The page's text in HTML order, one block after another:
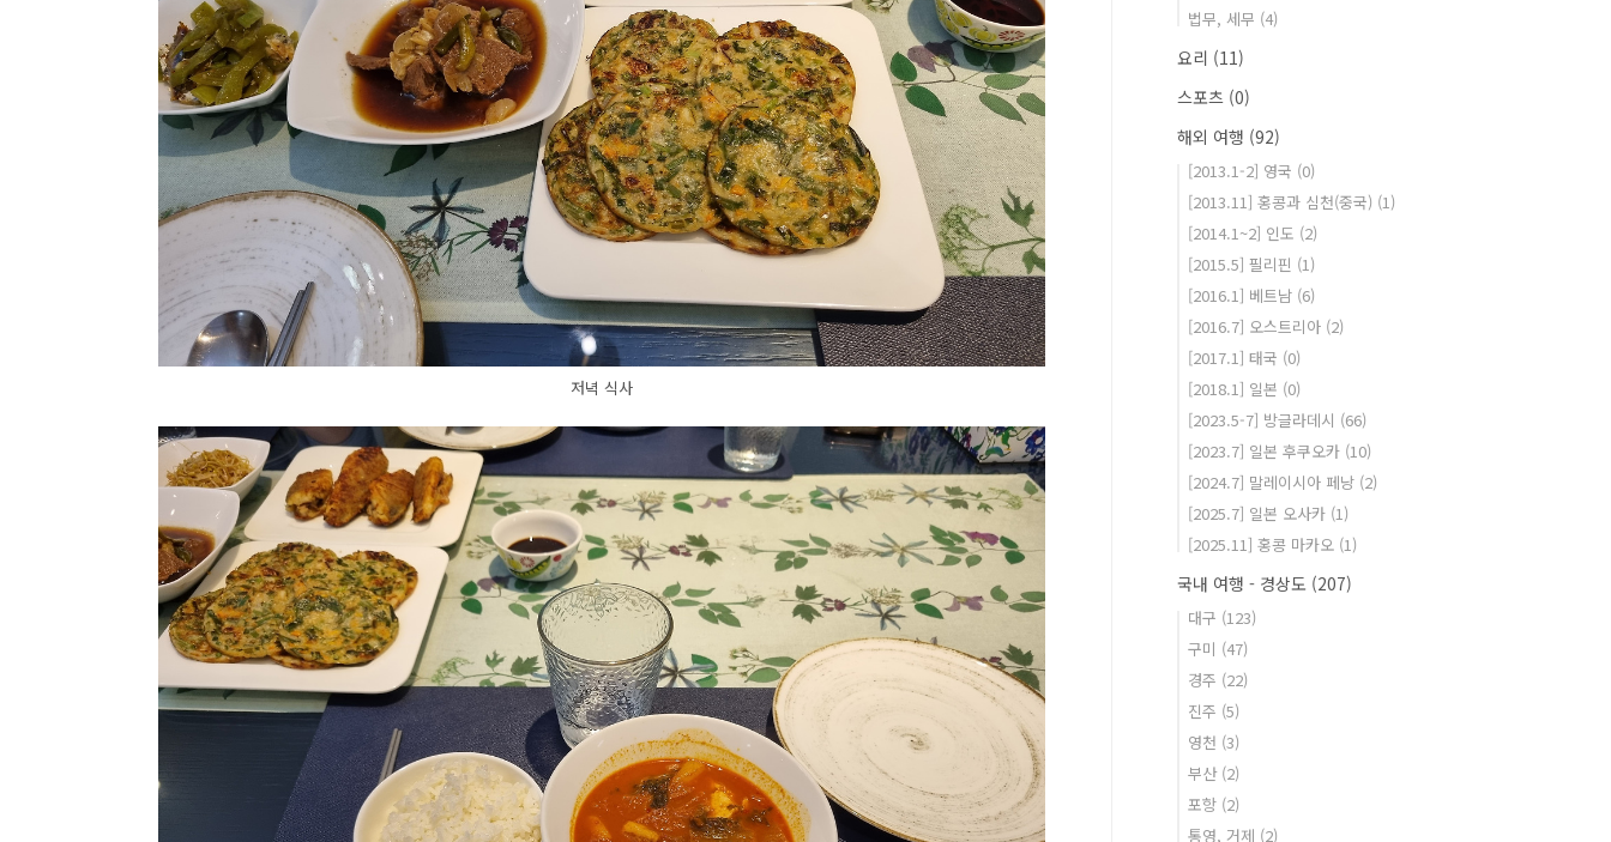
저녁 식사
법무, 세무 (4)
요리 (11)
스포츠 (0)
해외 여행 (92)
[2013.1-2] 영국 (0)
[2013.11] 홍콩과 심천(중국) (1)
[2014.1~2] 인도 (2)
[2015.5] 필리핀 (1)
[2016.1] 베트남 (6)
[2016.7] 오스트리아 (2)
[2017.1] 태국 (0)
[2018.1] 일본 (0)
[2023.5-7] 방글라데시 (66)
[2023.7] 일본 후쿠오카 (10)
[2024.7] 말레이시아 페낭 (2)
[2025.7] 일본 오사카 (1)
[2025.11] 홍콩 마카오 (1)
국내 여행 - 경상도 (207)
대구 (123)
구미 (47)
경주 (22)
진주 (5)
영천 (3)
부산 (2)
포항 (2)
통영, 거제 (2)